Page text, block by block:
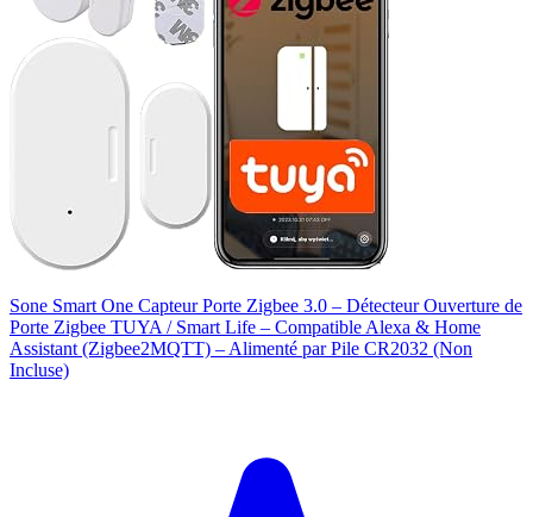
Sone Smart One Capteur Porte Zigbee 3.0 – Détecteur Ouverture de
Porte Zigbee TUYA / Smart Life – Compatible Alexa & Home
Assistant (Zigbee2MQTT) – Alimenté par Pile CR2032 (Non
Incluse)